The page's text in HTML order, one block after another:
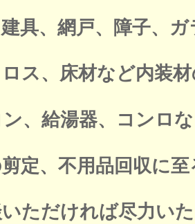
具、網戸、障子、
ス、床材など内装
、給湯器、コンロ
定、不用品回収に
ただければ尽力い